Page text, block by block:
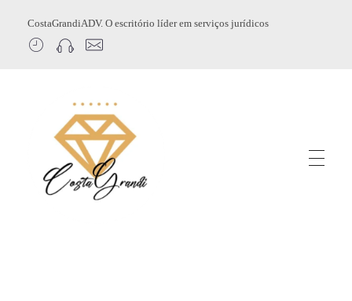
CostaGrandiADV. O escritório líder em serviços jurídicos